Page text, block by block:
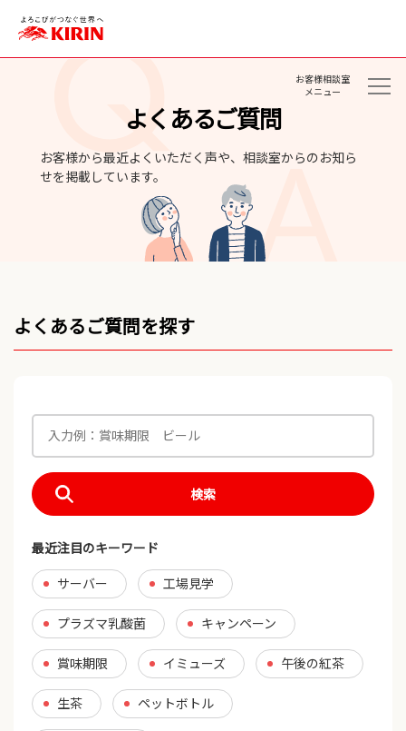
よくあるご質問
お客様から最近よくいただく声や、相談室からのお知ら
せを掲載しています。
お客様相談室
メニュー
よくあるご質問を探す
検索
最近注目のキーワード
サーバー 工場見学
プラズマ乳酸菌 キャンペーン
賞味期限 イミューズ 午後の紅茶
生茶 ペットボトル